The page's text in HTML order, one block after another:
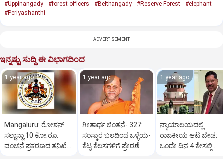
#Uppinangady #forest officers #Belthangady #Reserve Forest
#elephant
#Periyashanthi
ADVERTISEMENT
ಇನ್ನಷ್ಟು ಸುದ್ದಿ ಈ ವಿಭಾಗದಿಂದ
1 year ago
Mangaluru: ರೋಶನ್‌
ಸಲ್ಡಾನ್ಹಾ 10 ಕೋ.ರೂ.
ವಂಚನೆ ಪ್ರಕರಣದ ತನಿಖೆ
1 year ago
ಗೀತಾರ್ಥ ಚಿಂತನೆ- 327:
ಸಂಸ್ಕಾರ ಬಲದಿಂದ ಒಳ್ಳೆಯ-
ಕೆಟ್ಟ ಕೆಲಸಗಳಿಗೆ ಪ್ರೇರಣೆ
1 year ago
ನ್ಯಾಯಾಲಯದಲ್ಲಿ
ರಾಜಕೀಯ ಆಟ ಬೇಡ:
ಒಂದೇ ದಿನ 4 ಕೇಸಲ್ಲಿ